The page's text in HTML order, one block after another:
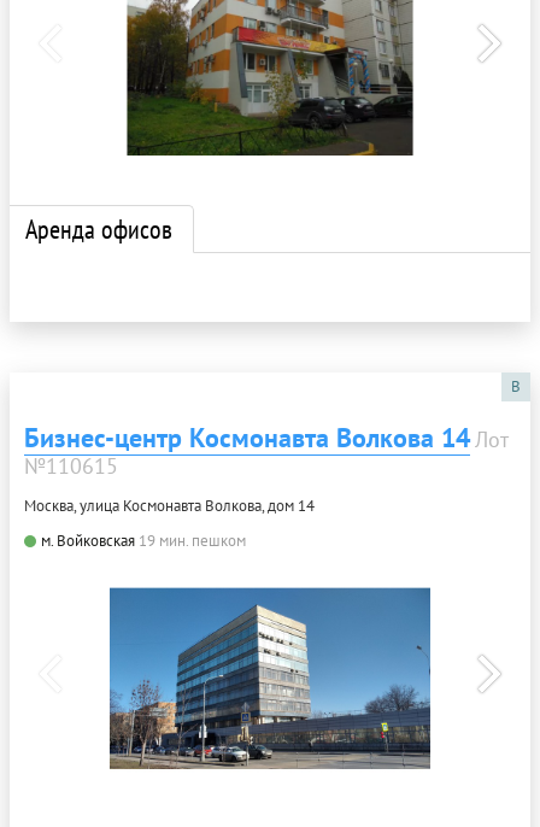
Аренда офисов
B
Бизнес-центр Космонавта Волкова 14Лот
№110615
Москва, улица Космонавта Волкова, дом 14
м. Войковская 19 мин. пешком